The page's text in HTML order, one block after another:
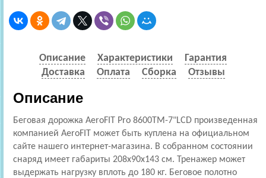
Описание Характеристики
Гарантия
Доставка
Оплата Сборка Отзывы
Описание
Беговая дорожка AeroFIT Pro 8600TM-7"LCD произведенная
компанией AeroFIT может быть куплена на официальном
сайте нашего интернет-магазина. В собранном состоянии
снаряд имеет габариты 208x90x143 см. Тренажер может
выдержать нагрузку вплоть до 180 кг. Беговое полотно